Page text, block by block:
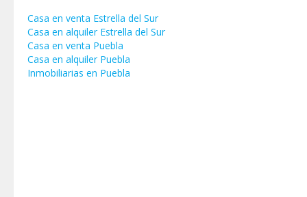
Casa en venta Estrella del Sur
Casa en alquiler Estrella del Sur
Casa en venta Puebla
Casa en alquiler Puebla
Inmobiliarias en Puebla